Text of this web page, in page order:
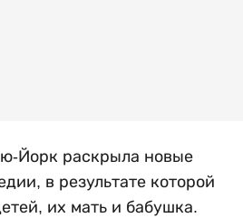
Йорк раскрыла новые
в результате которой
их мать и бабушка.